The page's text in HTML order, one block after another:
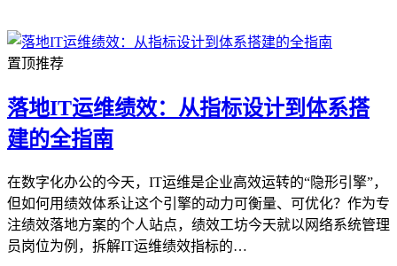
置顶推荐
落地IT运维绩效：从指标设计到体系搭
建的全指南
在数字化办公的今天，IT运维是企业高效运转的“隐形引擎”，
但如何用绩效体系让这个引擎的动力可衡量、可优化？作为专
注绩效落地方案的个人站点，绩效工坊今天就以网络系统管理
员岗位为例，拆解IT运维绩效指标的…